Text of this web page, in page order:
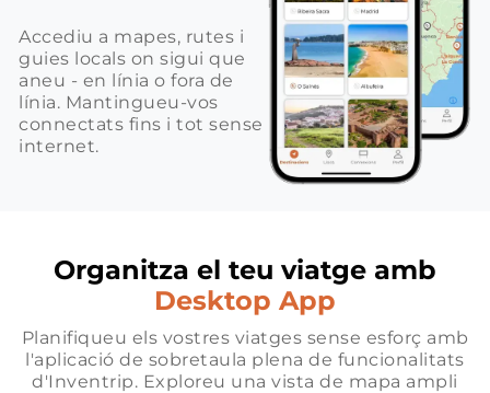
Accediu a mapes, rutes i
guies locals on sigui que
aneu - en línia o fora de
línia. Mantingueu-vos
connectats fins i tot sense
internet.
Organitza el teu viatge amb
Desktop App
Planifiqueu els vostres viatges sense esforç amb
l'aplicació de sobretaula plena de funcionalitats
d'Inventrip. Exploreu una vista de mapa ampli